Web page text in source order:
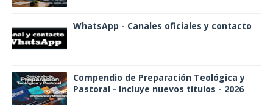
WhatsApp - Canales oficiales y contacto
Compendio de Preparación Teológica y
Pastoral - Incluye nuevos títulos - 2026